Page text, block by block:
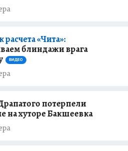
«Чита»:
блиндажи врага
ВИДЕО
потерпели
на хуторе Бакшеевка